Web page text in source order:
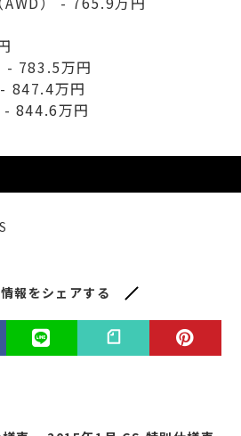
783.5万円
847.4万円
844.6万円
報をシェアする